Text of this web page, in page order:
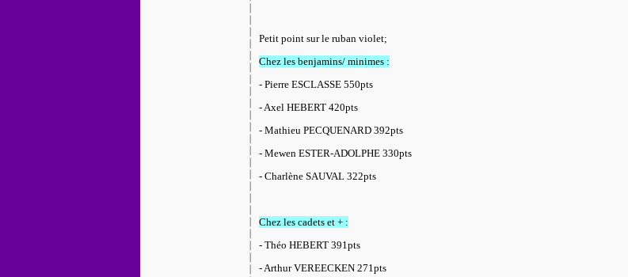
Petit point sur le ruban violet;
Chez les benjamins/ minimes :
- Pierre ESCLASSE 550pts
- Axel HEBERT 420pts
- Mathieu PECQUENARD 392pts
- Mewen ESTER-ADOLPHE 330pts
- Charlène SAUVAL 322pts
Chez les cadets et + :
- Théo HEBERT 391pts
- Arthur VEREECKEN 271pts